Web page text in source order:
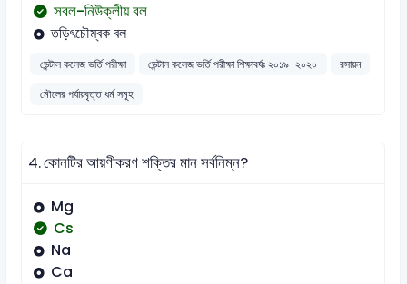
সবল-নিউক্লীয় বল
তড়িৎচৌম্বক বল
ডেন্টাল কলেজ ভর্তি পরীক্ষা ডেন্টাল কলেজ ভর্তি পরীক্ষা শিক্ষাবর্ষঃ ২০১৯-২০২০
রসায়ন
মৌলের পর্যায়বৃত্ত ধর্ম সমূহ
4.কোনটির আয়ণীকরণ শক্তির মান সর্বনিম্ন?
Mg
Cs
Na
Ca